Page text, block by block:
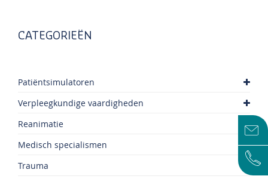
CATEGORIEËN
Patiëntsimulatoren
Verpleegkundige vaardigheden
Reanimatie
Medisch specialismen
Trauma